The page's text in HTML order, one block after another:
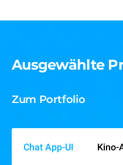
Ausgewählte
Zum Portfolio
Chat App-UI Kino-